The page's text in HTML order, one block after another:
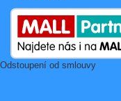
Odstoupení od smlouvy